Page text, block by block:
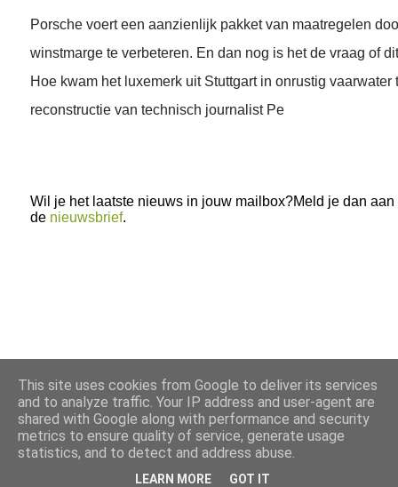
Porsche voert een aanzienlijk pakket van maatregelen
winstmarge te verbeteren. En dan nog is het de vraag of
Hoe kwam het luxemerk uit Stuttgart in onrustig vaarwater
reconstructie van technisch journalist Pe
Wil je het laatste nieuws in jouw mailbox?Meld je dan aan
de nieuwsbrief.
This site uses cookies from Google to deliver its services
and to analyze traffic. Your IP address and user-agent are
shared with Google along with performance and security
metrics to ensure quality of service, generate usage
statistics, and to detect and address abuse.
LEARN MORE GOT IT